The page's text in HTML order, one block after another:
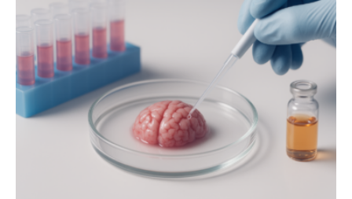
im Journal Circulation, warum der Energietransport bei
der Hypertrophen Kardiomyopathie (HCM) versagen
kann und wie sich durch eine Verringerung der
Herzbelastung und des oxidativen Stresses
Rhythmusstörungen reduzieren lassen. Würzburg. Die
hypertrophe Kardiomyopathie (HCM) ist die häufigste
erblich bedingte Herzerkrankung. Sie führt dazu, dass
sich die linke Herzkammer verdickt, der Herzmuskel zu
stark kontrahiert…